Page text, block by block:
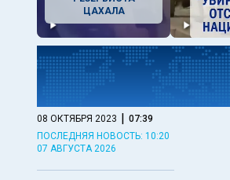
ЦАХАЛА
08 ОКТЯБРЯ 2023 | 07:39
ПОСЛЕДНЯЯ НОВОСТЬ: 10:20
07 АВГУСТА 2026